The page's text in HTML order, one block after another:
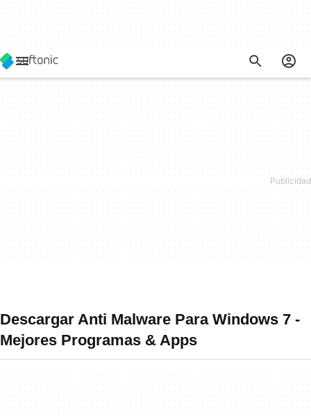
Descargar Anti Malware Para Windows 7 -
Mejores Programas & Apps